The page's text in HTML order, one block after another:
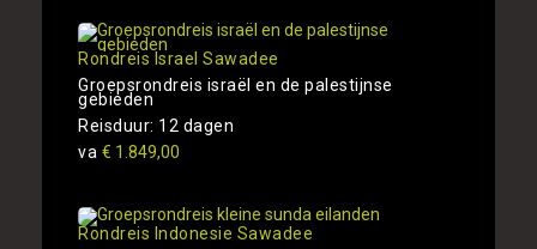
Rondreis Israel Sawadee
Groepsrondreis israël en de palestijnse
gebieden
Reisduur: 12 dagen
va € 1.849,00
Rondreis Indonesie Sawadee